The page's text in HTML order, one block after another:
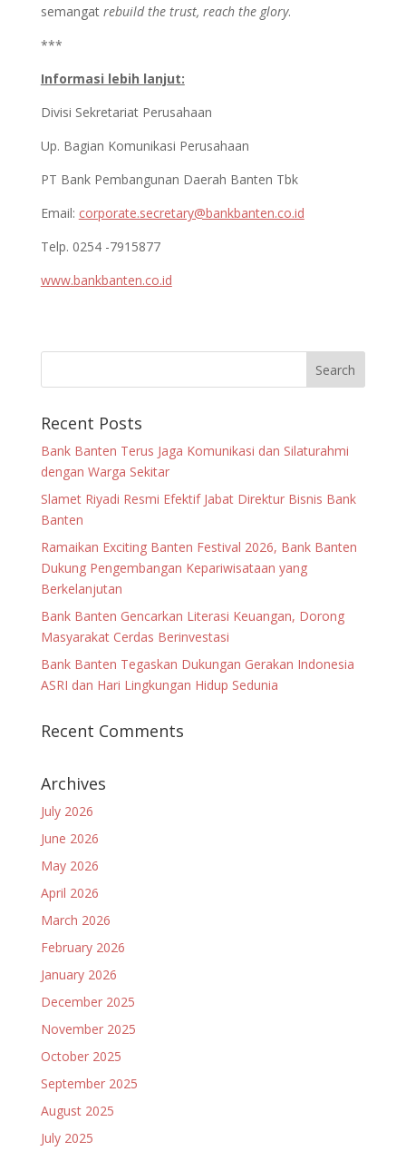
semangat rebuild the trust, reach the glory.
***
Informasi lebih lanjut:
Divisi Sekretariat Perusahaan
Up. Bagian Komunikasi Perusahaan
PT Bank Pembangunan Daerah Banten Tbk
Email: corporate.secretary@bankbanten.co.id
Telp. 0254 -7915877
www.bankbanten.co.id
Recent Posts
Bank Banten Terus Jaga Komunikasi dan Silaturahmi
dengan Warga Sekitar
Slamet Riyadi Resmi Efektif Jabat Direktur Bisnis Bank
Banten
Ramaikan Exciting Banten Festival 2026, Bank Banten
Dukung Pengembangan Kepariwisataan yang
Berkelanjutan
Bank Banten Gencarkan Literasi Keuangan, Dorong
Masyarakat Cerdas Berinvestasi
Bank Banten Tegaskan Dukungan Gerakan Indonesia
ASRI dan Hari Lingkungan Hidup Sedunia
Recent Comments
Archives
July 2026
June 2026
May 2026
April 2026
March 2026
February 2026
January 2026
December 2025
November 2025
October 2025
September 2025
August 2025
July 2025